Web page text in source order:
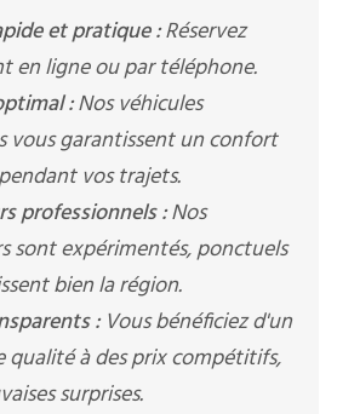
et pratique :Réservez
en ligne ou par téléphone.
:Nos véhicules
vous garantissent un confort
vos trajets.
professionnels :Nos
sont expérimentés, ponctuels
bien la région.
:Vous bénéficiez d'un
qualité à des prix compétitifs,
surprises.